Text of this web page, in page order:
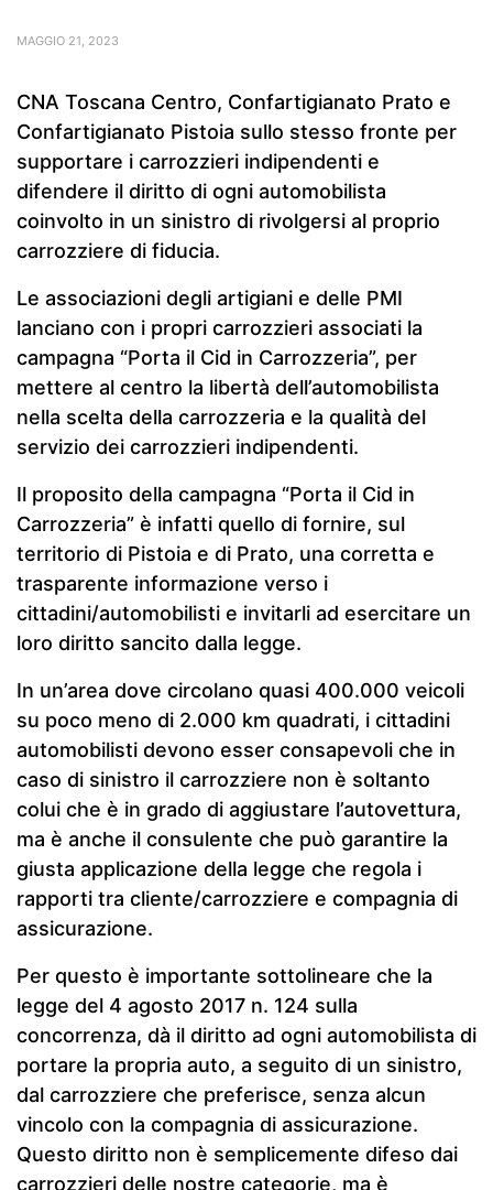
MAGGIO 21, 2023
CNA Toscana Centro, Confartigianato Prato e
Confartigianato Pistoia sullo stesso fronte per
supportare i carrozzieri indipendenti e
difendere il diritto di ogni automobilista
coinvolto in un sinistro di rivolgersi al proprio
carrozziere di fiducia.
Le associazioni degli artigiani e delle PMI
lanciano con i propri carrozzieri associati la
campagna “Porta il Cid in Carrozzeria”, per
mettere al centro la libertà dell’automobilista
nella scelta della carrozzeria e la qualità del
servizio dei carrozzieri indipendenti.
Il proposito della campagna “Porta il Cid in
Carrozzeria” è infatti quello di fornire, sul
territorio di Pistoia e di Prato, una corretta e
trasparente informazione verso i
cittadini/automobilisti e invitarli ad esercitare un
loro diritto sancito dalla legge.
In un’area dove circolano quasi 400.000 veicoli
su poco meno di 2.000 km quadrati, i cittadini
automobilisti devono esser consapevoli che in
caso di sinistro il carrozziere non è soltanto
colui che è in grado di aggiustare l’autovettura,
ma è anche il consulente che può garantire la
giusta applicazione della legge che regola i
rapporti tra cliente/carrozziere e compagnia di
assicurazione.
Per questo è importante sottolineare che la
legge del 4 agosto 2017 n. 124 sulla
concorrenza, dà il diritto ad ogni automobilista di
portare la propria auto, a seguito di un sinistro,
dal carrozziere che preferisce, senza alcun
vincolo con la compagnia di assicurazione.
Questo diritto non è semplicemente difeso dai
carrozzieri delle nostre categorie, ma è